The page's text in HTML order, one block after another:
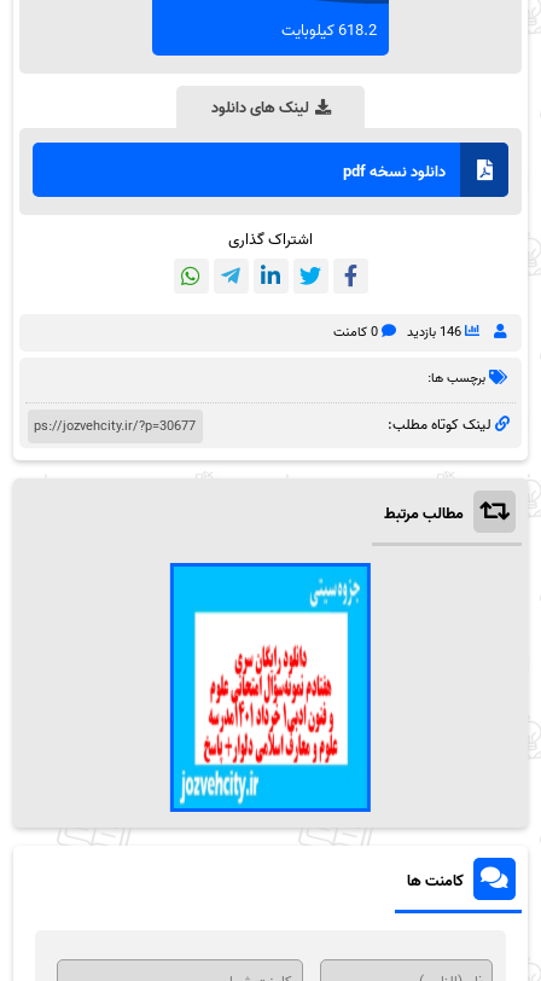
618.2 کیلوبایت
لینک های دانلود
دانلود نسخه pdf
اشتراک گذاری
146 بازدید 0 کامنت
برچسب ها:
لینک کوتاه مطلب:
مطالب مرتبط
کامنت ها